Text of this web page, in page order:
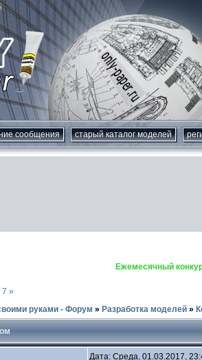
сообщения старый каталог моделей
Ежемесячный
7 »
руками - Форум » Разработка моделей »
Дата: Среда, 01.03.2017,